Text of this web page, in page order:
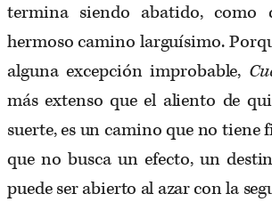
termina siendo abatido, como
hermoso camino larguísimo.
alguna excepción improbable,
más extenso que el aliento de
suerte, es un camino que no
que no busca un efecto, un
puede ser abierto al azar con la